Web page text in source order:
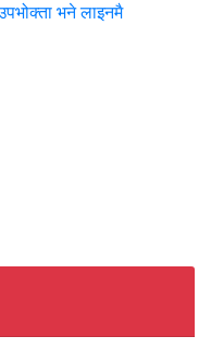
भने लाइनमै